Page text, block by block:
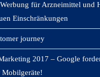
für Arzneimittel und
Einschränkungen
journey
2017 – Google